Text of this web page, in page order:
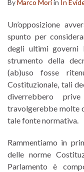
ByMarco Moriin In
Un’opposizione
spunto per
degli ultimi governi
strumento della
(ab)uso fosse
Costituzionale, tali
diverrebbero
travolgerebbe molte
tale fonte normativa.
Rammentiamo in
delle norme
Parlamento è